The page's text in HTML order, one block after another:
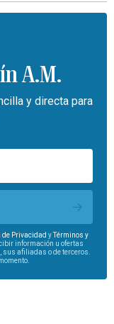
A.M.
y directa para
de Privacidad yTérminos y
información u ofertas
sus afiliadas o de terceros.